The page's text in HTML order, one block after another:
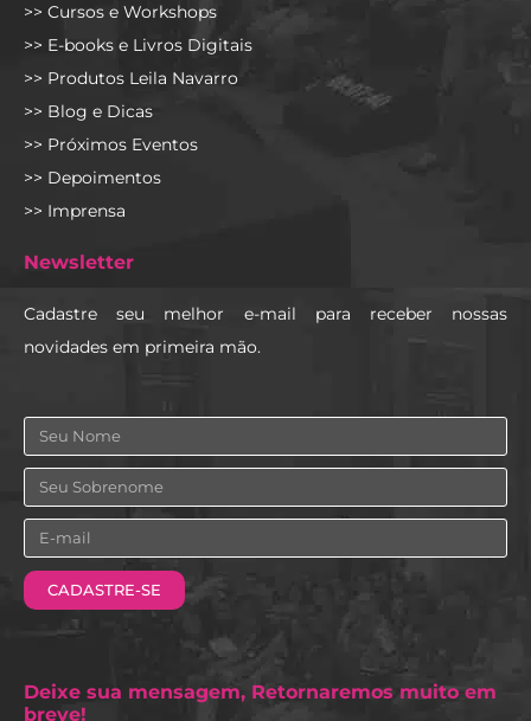
>> Cursos e Workshops
>> E-books e Livros Digitais
>> Produtos Leila Navarro
>> Blog e Dicas
>> Próximos Eventos
>> Depoimentos
>> Imprensa
Newsletter
Cadastre seu melhor e-mail para receber nossas
novidades em primeira mão.
Nome
Sobrenome
Email
CADASTRE-SE
Deixe sua mensagem, Retornaremos muito em
breve!